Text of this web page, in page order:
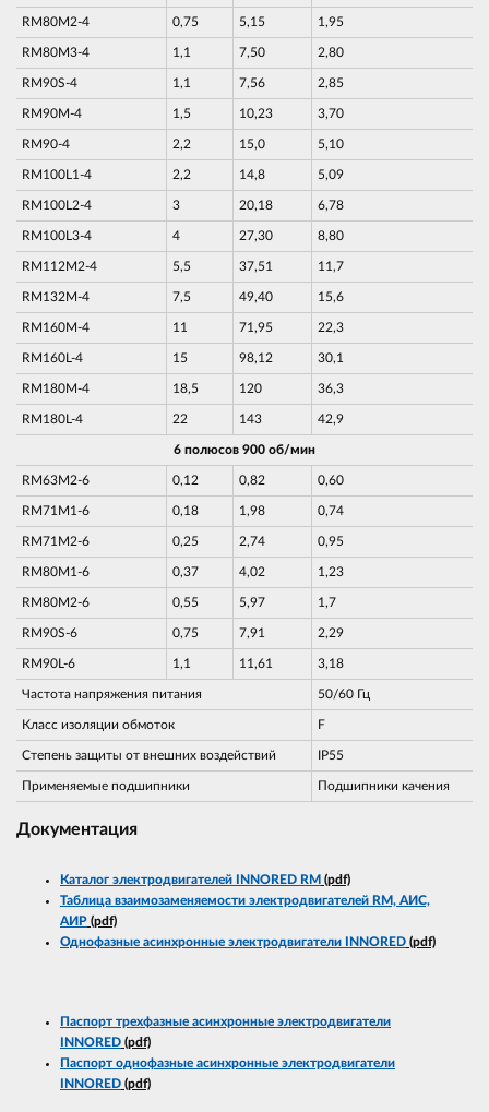
RM80M2-4 0,75 5,15 1,95
RM80M3-4 1,1 7,50 2,80
RM90S-4 1,1 7,56 2,85
RM90M-4 1,5 10,23 3,70
RM90-4 2,2 15,0 5,10
RM100L1-4 2,2 14,8 5,09
RM100L2-4 3 20,18 6,78
RM100L3-4 4 27,30 8,80
RM112M2-4 5,5 37,51 11,7
RM132M-4 7,5 49,40 15,6
RM160M-4 11 71,95 22,3
RM160L-4 15 98,12 30,1
RM180M-4 18,5 120 36,3
RM180L-4 22 143 42,9
6 полюсов 900 об/мин
RM63M2-6 0,12 0,82 0,60
RM71M1-6 0,18 1,98 0,74
RM71M2-6 0,25 2,74 0,95
RM80M1-6 0,37 4,02 1,23
RM80M2-6 0,55 5,97 1,7
RM90S-6 0,75 7,91 2,29
RM90L-6 1,1 11,61 3,18
Частота напряжения питания 50/60 Гц
Класс изоляции обмоток F
Степень защиты от внешних воздействий IP55
Применяемые подшипники Подшипники качения
Документация
Каталог электродвигателей INNORED RM (pdf)
Таблица взаимозаменяемости электродвигателей RM, АИС,
АИР (pdf)
Однофазные асинхронные электродвигатели INNORED (pdf)
Паспорт трехфазные асинхронные электродвигатели
INNORED (pdf)
Паспорт однофазные асинхронные электродвигатели
INNORED (pdf)